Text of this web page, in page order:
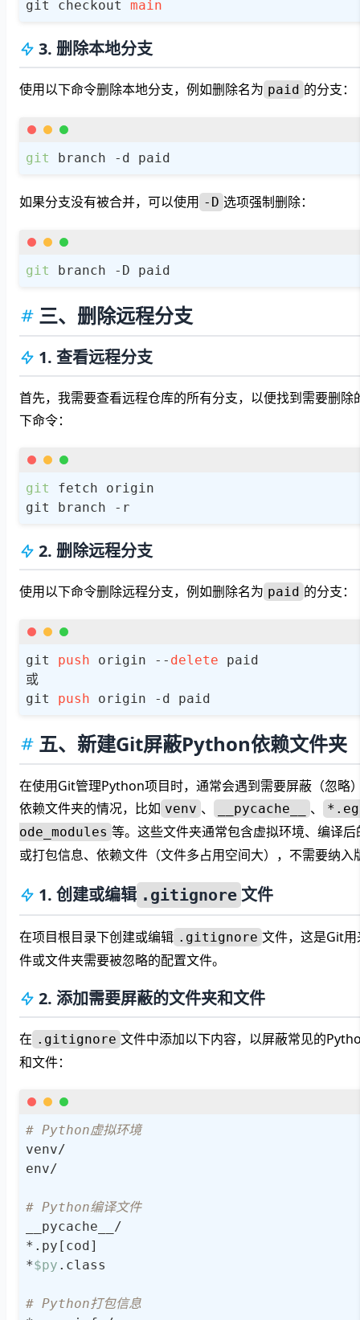
git checkout main
3. 删除本地分支
使用以下命令删除本地分支，例如删除名为 paid 的分支：
git branch -d paid
如果分支没有被合并，可以使用 -D 选项强制删除：
git branch -D paid
三、删除远程分支
1. 查看远程分支
首先，我需要查看远程仓库的所有分支，以便找到需要删除
下命令：
git
fetch origin
git branch -r
2. 删除远程分支
使用以下命令删除远程分支，例如删除名为 paid 的分支：
git push origin -- delete paid
或
git push origin -d paid
五、新建Git屏蔽Python依赖文件夹
在使用Git管理Python项目时，通常会遇到需要屏蔽（忽略
依赖文件夹的情况，比如 venv 、 __pycache__ 、
ode_modules 等。这些文件夹通常包含虚拟环境、编译
或打包信息、依赖文件（文件多占用空间大），不需要纳入
1. 创建或编辑 .gitignore 文件
在项目根目录下创建或编辑 .gitignore 文件，这是Git
件或文件夹需要被忽略的配置文件。
2. 添加需要屏蔽的文件夹和文件
在 .gitignore 文件中添加以下内容，以屏蔽常见的
和文件：
# Python虚拟环境
venv/
env/
# Python编译文件
__pycache__/
*.py[cod]
*$py .class
# Python打包信息